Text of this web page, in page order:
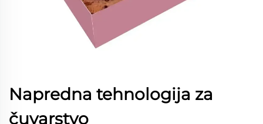
Napredna tehnologija za
čuvarstvo